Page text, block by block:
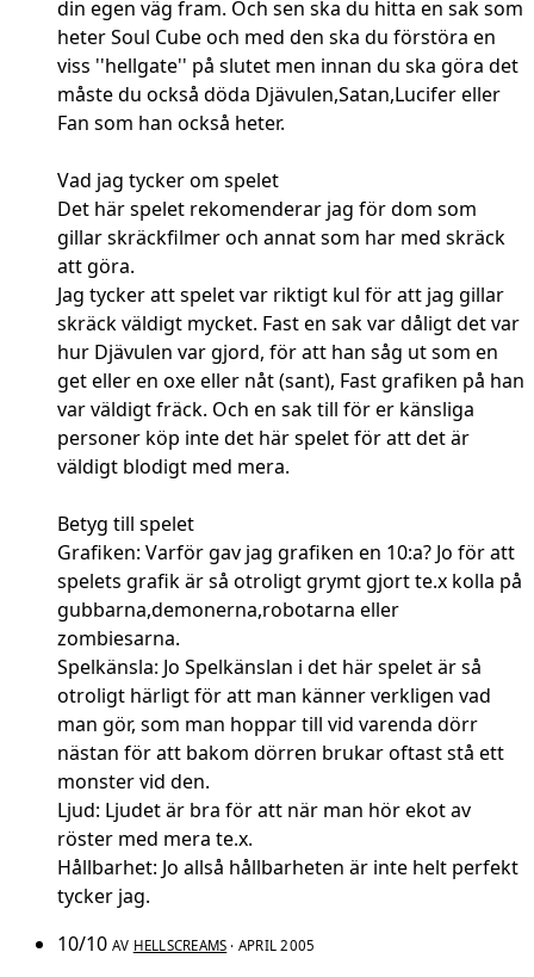
din egen väg fram. Och sen ska du hitta en sak som
heter Soul Cube och med den ska du förstöra en
viss ''hellgate'' på slutet men innan du ska göra det
måste du också döda Djävulen,Satan,Lucifer eller
Fan som han också heter.
Vad jag tycker om spelet
Det här spelet rekomenderar jag för dom som
gillar skräckfilmer och annat som har med skräck
att göra.
Jag tycker att spelet var riktigt kul för att jag gillar
skräck väldigt mycket. Fast en sak var dåligt det var
hur Djävulen var gjord, för att han såg ut som en
get eller en oxe eller nåt (sant), Fast grafiken på han
var väldigt fräck. Och en sak till för er känsliga
personer köp inte det här spelet för att det är
väldigt blodigt med mera.
Betyg till spelet
Grafiken: Varför gav jag grafiken en 10:a? Jo för att
spelets grafik är så otroligt grymt gjort te.x kolla på
gubbarna,demonerna,robotarna eller
zombiesarna.
Spelkänsla: Jo Spelkänslan i det här spelet är så
otroligt härligt för att man känner verkligen vad
man gör, som man hoppar till vid varenda dörr
nästan för att bakom dörren brukar oftast stå ett
monster vid den.
Ljud: Ljudet är bra för att när man hör ekot av
röster med mera te.x.
Hållbarhet: Jo allså hållbarheten är inte helt perfekt
tycker jag.
10/10 AV HELLSCREAMS · APRIL 2005